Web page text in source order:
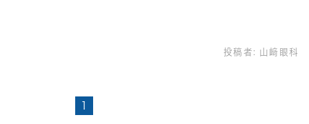
投稿者: 山﨑眼科